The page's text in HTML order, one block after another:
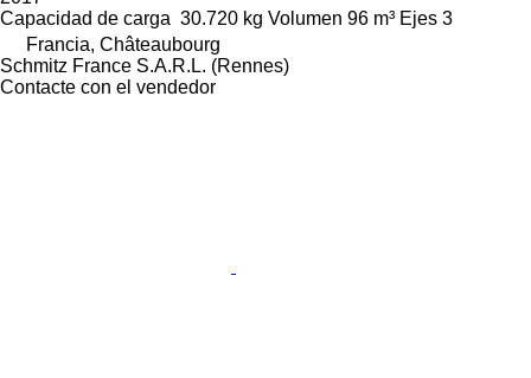
Capacidad de carga 30.720 kg Volumen 96 m³ Ejes 3
Francia, Châteaubourg
Schmitz France S.A.R.L. (Rennes)
Contacte con el vendedor